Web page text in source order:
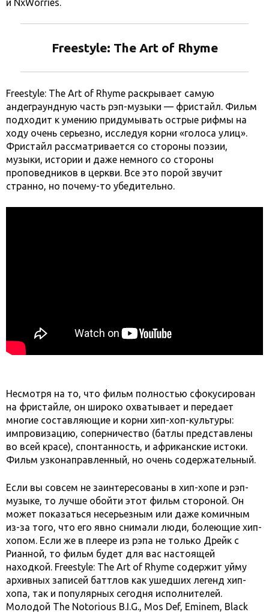
Freestyle: The Art of Rhyme
Freestyle: The Art of Rhyme раскрывает самую
андеграундную часть рэп-музыки — фристайл. Фильм
подходит к умению придумывать острые рифмы на
ходу очень серьезно, исследуя корни «голоса улиц».
Фристайл рассматривается со стороны поэзии,
музыки, истории и даже немного со стороны
проповедников в церкви. Все это порой звучит
странно, но почему-то убедительно.
Несмотря на то, что фильм полностью сфокусирован
на фристайле, он широко охватывает и передает
многие составляющие и корни хип-хоп-культуры:
импровизацию, соперничество (батлы представлены
во всей красе), спонтанность, и африканские истоки.
Фильм узконаправленный, но очень содержательный.
Если вы совсем не заинтересованы в хип-хопе и рэп-
музыке, то лучше обойти этот фильм стороной. Он
может показаться несерьезным или даже комичным
из-за того, что его явно снимали люди, болеющие хип-
хопом. Если же в плеере из рэпа не только Дрейк с
Рианной, то фильм будет для вас настоящей
находкой. Freestyle: The Art of Rhyme содержит уйму
архивных записей баттлов как ушедших легенд хип-
хопа, так и популярных сегодня исполнителей.
Молодой The Notorious B.I.G., Mos Def, Eminem, Black